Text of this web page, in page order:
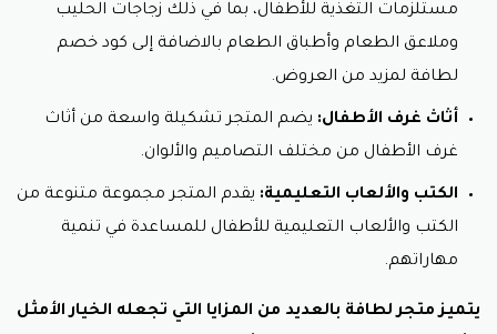
مستلزمات التغذية للأطفال، بما في ذلك زجاجات الحليب
وملاعق الطعام وأطباق الطعام بالاضافة إلى كود خصم
لطافة لمزيد من العروض.
أثاث غرف الأطفال: يضم المتجر تشكيلة واسعة من أثاث
غرف الأطفال من مختلف التصاميم والألوان.
الكتب والألعاب التعليمية: يقدم المتجر مجموعة متنوعة من
الكتب والألعاب التعليمية للأطفال للمساعدة في تنمية
مهاراتهم.
يتميز متجر لطافة بالعديد من المزايا التي تجعله الخيار الأمثل